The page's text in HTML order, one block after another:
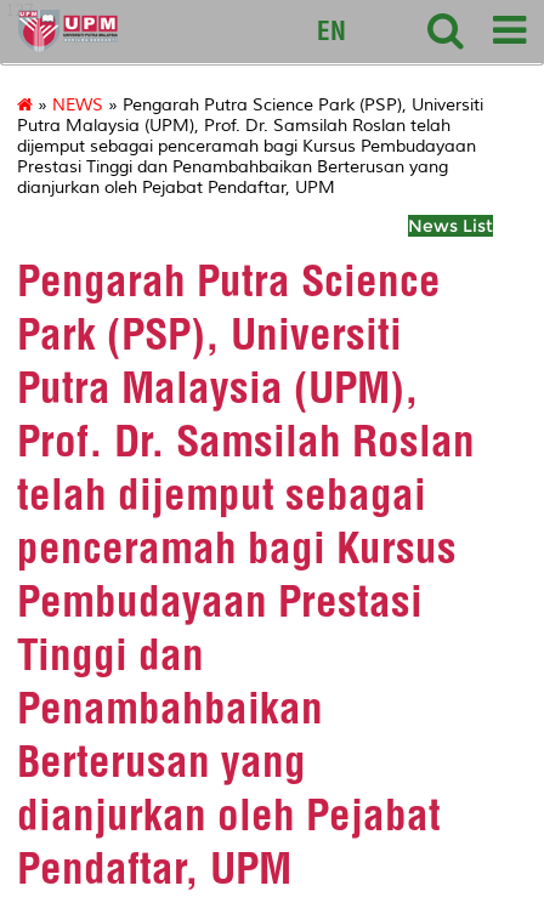
127
EN
» NEWS » Pengarah Putra Science Park (PSP), Universiti
Putra Malaysia (UPM), Prof. Dr. Samsilah Roslan telah
dijemput sebagai penceramah bagi Kursus Pembudayaan
Prestasi Tinggi dan Penambahbaikan Berterusan yang
dianjurkan oleh Pejabat Pendaftar, UPM
News List
Pengarah Putra Science
Park (PSP), Universiti
Putra Malaysia (UPM),
Prof. Dr. Samsilah Roslan
telah dijemput sebagai
penceramah bagi Kursus
Pembudayaan Prestasi
Tinggi dan
Penambahbaikan
Berterusan yang
dianjurkan oleh Pejabat
Pendaftar, UPM